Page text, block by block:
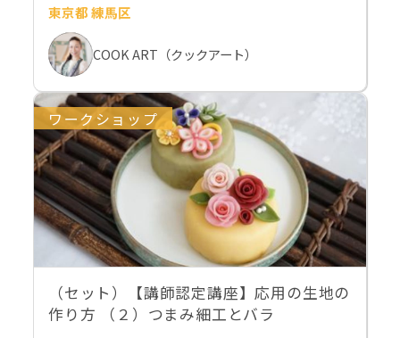
東京都 練馬区
COOK ART（クックアート）
ワークショップ
（セット）【講師認定講座】応用の生地の
作り方 （２）つまみ細工とバラ